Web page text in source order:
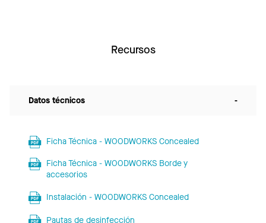
Recursos
Datos técnicos -
Ficha Técnica - WOODWORKS Concealed
Ficha Técnica - WOODWORKS Borde y
accesorios
Instalación - WOODWORKS Concealed
Pautas de desinfección